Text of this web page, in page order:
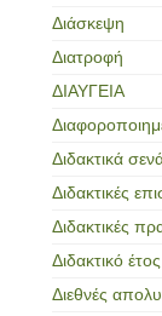
Διάσκεψη
Διατροφή
ΔΙΑΥΓΕΙΑ
Διδακτικά
Διδακτικές
Διδακτικές
Διδακτικό έτος
Διεθνές